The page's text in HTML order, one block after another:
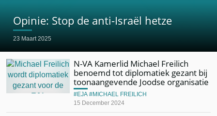
Opinie: Stop de anti-Israël hetze
23 Maart 2025
N-VA Kamerlid Michael Freilich
benoemd tot diplomatiek gezant bij
toonaangevende Joodse organisatie
15 December 2024
EJA MICHAEL FREILICH